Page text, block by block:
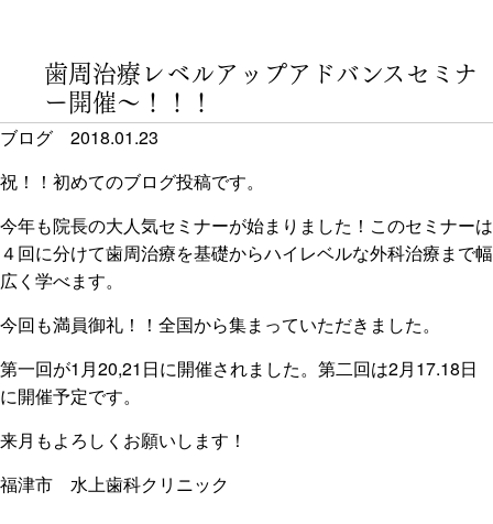
歯周治療レベルアップアドバンスセミナ
ー開催〜！！！
ブログ
2018.01.23
祝！！初めてのブログ投稿です。
今年も院長の大人気セミナーが始まりました！このセミナーは
４回に分けて歯周治療を基礎からハイレベルな外科治療まで幅
広く学べます。
今回も満員御礼！！全国から集まっていただきました。
第一回が1月20,21日に開催されました。第二回は2月17.18日
に開催予定です。
来月もよろしくお願いします！
福津市 水上歯科クリニック